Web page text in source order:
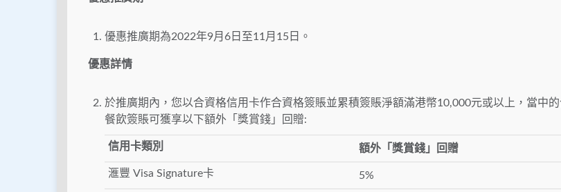
優惠推廣期為2022年9月6日至11月15日。
優惠詳情
於推廣期內，您以合資格信用卡作合資格簽賬並累積簽賬淨額滿港幣10,000元或以上，當中
餐飲簽賬可獲享以下額外「獎賞錢」回贈:
信用卡類別 額外「獎賞錢」回贈
滙豐 Visa Signature卡 5%